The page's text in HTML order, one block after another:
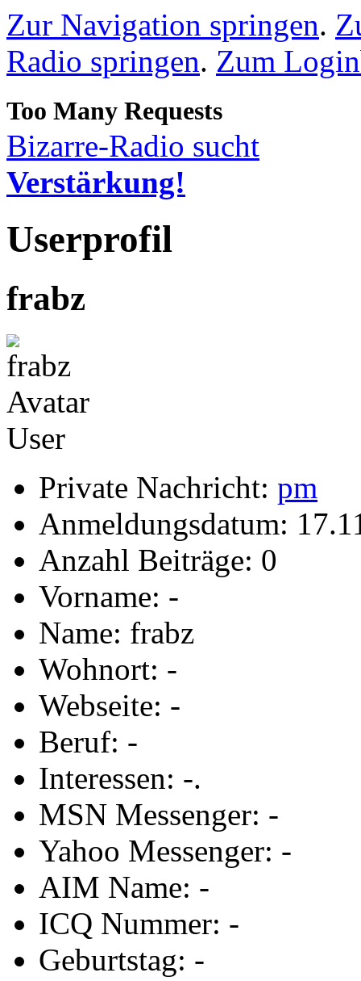
Zur Navigation springen.
Radio springen. Zum
Bizarre-Radio sucht
Verstärkung!
Userprofil
frabz
User
Private Nachricht: pm
Anmeldungsdatum:
Anzahl Beiträge: 0
Vorname: -
Name: frabz
Wohnort: -
Webseite: -
Beruf: -
Interessen: -.
MSN Messenger: -
Yahoo Messenger: -
AIM Name: -
ICQ Nummer: -
Geburtstag: -